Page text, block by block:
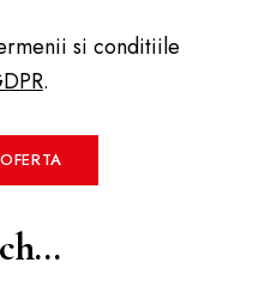
si conditiile
.